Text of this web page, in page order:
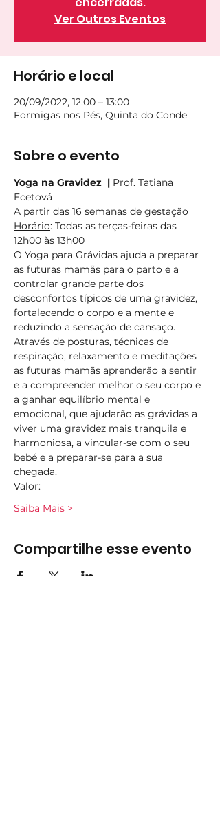
Ver Outros Eventos
Horário e local
20/09/2022, 12:00 – 13:00
Formigas nos Pés, Quinta do Conde
Sobre o evento
Yoga na Gravidez  | Prof. Tatiana
Ecetová
A partir das 16 semanas de gestação
Horário: Todas as terças-feiras das
12h00 às 13h00
O Yoga para Grávidas ajuda a preparar
as futuras mamãs para o parto e a
controlar grande parte dos
desconfortos típicos de uma gravidez,
fortalecendo o corpo e a mente e
reduzindo a sensação de cansaço.
Através de posturas, técnicas de
respiração, relaxamento e meditações
as futuras mamãs aprenderão a sentir
e a compreender melhor o seu corpo e
a ganhar equilíbrio mental e
emocional, que ajudarão as grávidas a
viver uma gravidez mais tranquila e
harmoniosa, a vincular-se com o seu
bebé e a preparar-se para a sua
chegada.
Valor:
Saiba Mais >
Compartilhe esse evento